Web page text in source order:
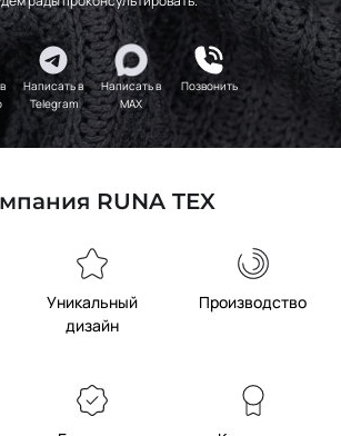
Написать в
Telegram
Написать в
MAX
Позвонить
RUNA TEX
Уникальный
дизайн
Производство